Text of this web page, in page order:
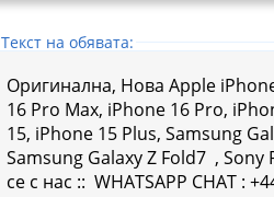
Tекст на обявата:
Оригинална, Нова Apple
16 Pro Max, iPhone 16 Pro,
15, iPhone 15 Plus, Samsung
Samsung Galaxy Z Fold7 ,
се с нас :: WHATSAPP CHAT :